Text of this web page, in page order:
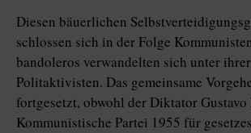
Diesen bäuerlichen
schlossen sich in der Folge
bandoleros verwandelten sich unter
Politaktivisten. Das gemeinsame
fortgesetzt, obwohl der Diktator
Kommunistische Partei 1955 für